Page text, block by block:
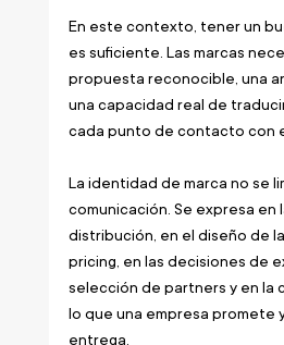
En este contexto, tener un
es suficiente. Las marcas
propuesta reconocible, una
una capacidad real de
cada punto de contacto con
La identidad de marca no se
comunicación. Se expresa en
distribución, en el diseño de
pricing, en las decisiones de
selección de partners y en la
lo que una empresa promete
entrega.